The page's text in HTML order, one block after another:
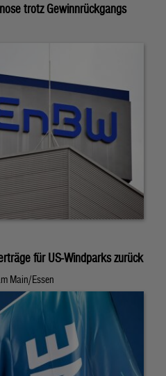
trotz Gewinnrückgangs
für US-Windparks zurück
Main/Essen